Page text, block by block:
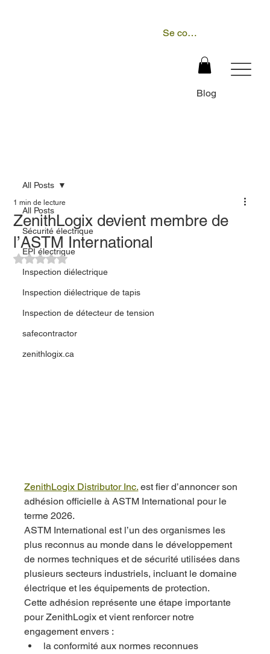
Se connecter
Blog
All Posts
Sécurité électrique
EPI électrique
Inspection diélectrique
Inspection diélectrique de tapis
Inspection de détecteur de tension
safecontractor
zenithlogix.ca
All Posts
ZenithLogix devient membre de
l’ASTM International
1 min de lecture
Noté NaN étoiles sur 5.
ZenithLogix Distributor Inc. est fier d’annoncer son
adhésion officielle à ASTM International pour le
terme 2026.
ASTM International est l’un des organismes les
plus reconnus au monde dans le développement
de normes techniques et de sécurité utilisées dans
plusieurs secteurs industriels, incluant le domaine
électrique et les équipements de protection.
Cette adhésion représente une étape importante
pour ZenithLogix et vient renforcer notre
engagement envers :
la conformité aux normes reconnues